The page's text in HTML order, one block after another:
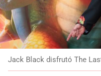
Jack Black disfrutó The